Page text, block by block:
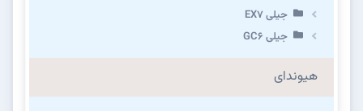
جیلی EX7
جیلی GC6
هیوندای